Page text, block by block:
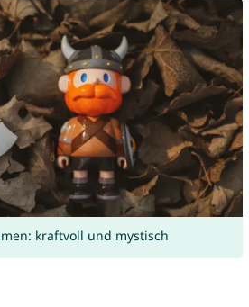
kraftvoll und mystisch